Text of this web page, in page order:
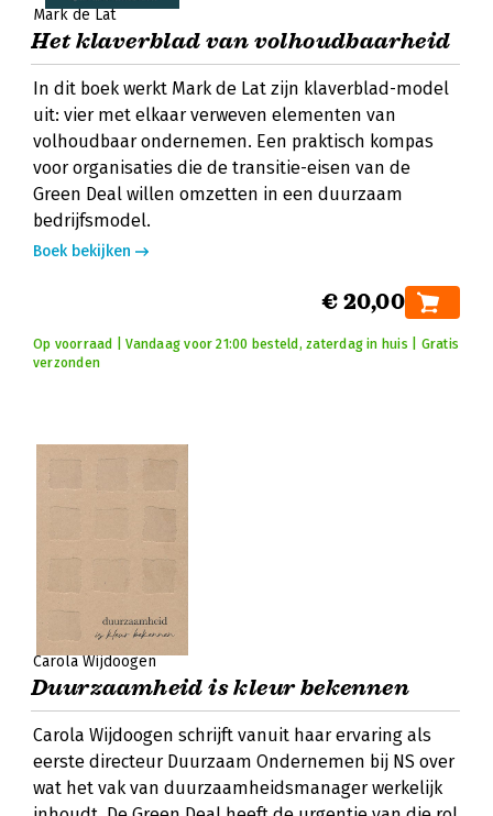
Mark de Lat
Het klaverblad van volhoudbaarheid
In dit boek werkt Mark de Lat zijn klaverblad-model
uit: vier met elkaar verweven elementen van
volhoudbaar ondernemen. Een praktisch kompas
voor organisaties die de transitie-eisen van de
Green Deal willen omzetten in een duurzaam
bedrijfsmodel.
Boek bekijken
€ 20,00
Op voorraad | Vandaag voor 21:00 besteld, zaterdag in huis | Gratis
verzonden
Carola Wijdoogen
Duurzaamheid is kleur bekennen
Carola Wijdoogen schrijft vanuit haar ervaring als
eerste directeur Duurzaam Ondernemen bij NS over
wat het vak van duurzaamheidsmanager werkelijk